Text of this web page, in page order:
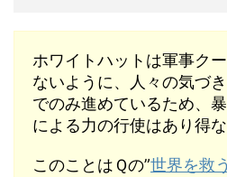
ホワイトハットは軍事ク
ないように、人々の気づ
でのみ進めているため、
による力の行使はあり得な
このことはＱの”世界を救